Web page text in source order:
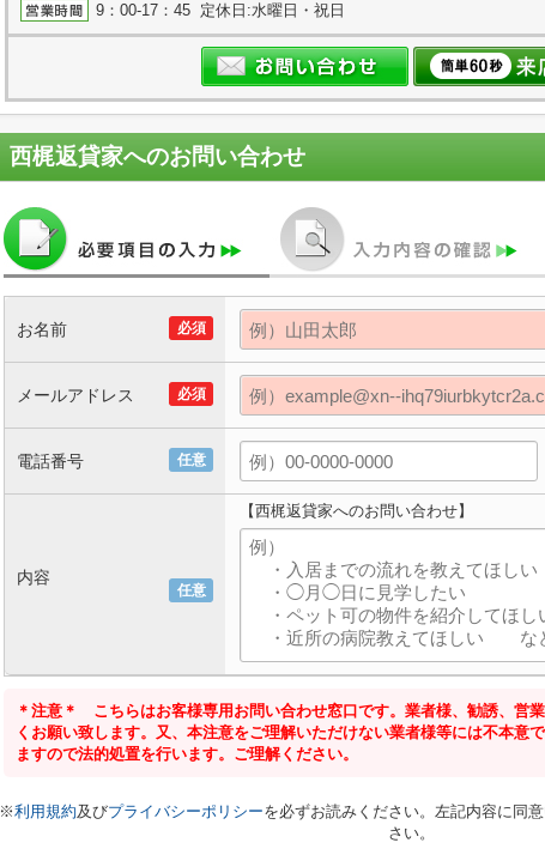
9：00-17：45 定休日:水曜日・祝日
西梶返貸家へのお問い合わせ
必須
お名前
必須
メールアドレス
任意
電話番号
任意
内容
【西梶返貸家へのお問い合わせ】
＊注意＊ こちらはお客様専用お問い合わせ窓口です。業者様、勧誘、営
くお願い致します。又、本注意をご理解いただけない業者様等には不本意
ますので法的処置を行います。ご理解ください。
※利用規約及びプライバシーポリシーを必ずお読みください。左記内容に同
さい。